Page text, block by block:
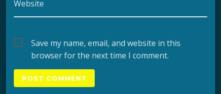
Website
Save my name, email, and website in this
browser for the next time I comment.